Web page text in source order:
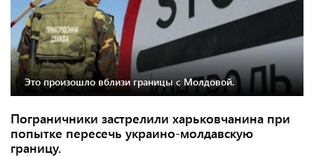
Это произошло вблизи границы с Молдовой.
Пограничники застрелили харьковчанина при
попытке пересечь украино-молдавскую
границу.